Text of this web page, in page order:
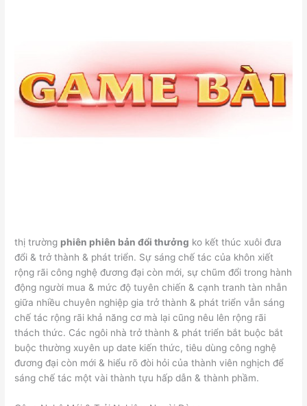
thị trường phiên phiên bản đổi thưởng ko kết thúc xuôi đưa
đổi & trở thành & phát triển. Sự sáng chế tác của khôn xiết
rộng rãi công nghệ đương đại còn mới, sự chũm đổi trong hành
động người mua & mức độ tuyên chiến & cạnh tranh tàn nhẫn
giữa nhiều chuyên nghiệp gia trở thành & phát triển vẫn sáng
chế tác rộng rãi khả năng cơ mà lại cũng nêu lên rộng rãi
thách thức. Các ngôi nhà trở thành & phát triển bắt buộc bắt
buộc thường xuyên up date kiến thức, tiêu dùng công nghệ
đương đại còn mới & hiểu rõ đòi hỏi của thành viên nghịch để
sáng chế tác một vài thành tựu hấp dẫn & thành phầm.